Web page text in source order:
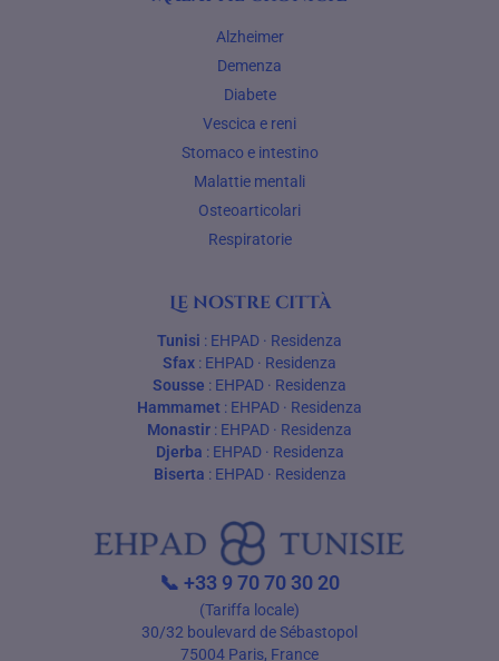
Alzheimer
Demenza
Diabete
Vescica e reni
Stomaco e intestino
Malattie mentali
Osteoarticolari
Respiratorie
Le nostre città
Tunisi : EHPAD · Residenza
Sfax : EHPAD · Residenza
Sousse : EHPAD · Residenza
Hammamet : EHPAD · Residenza
Monastir : EHPAD · Residenza
Djerba : EHPAD· Residenza
Biserta : EHPAD· Residenza
📞 +33 9 70 70 30 20
(Tariffa locale)
30/32 boulevard de Sébastopol
75004 Paris, France